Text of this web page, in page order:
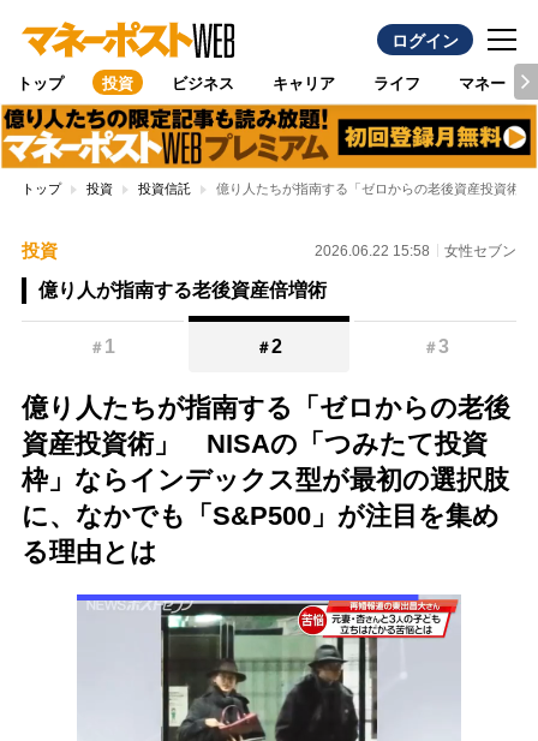
ログイン
トップ 投資 ビジネス キャリア ライフ マネー
トップ 投資 投資信託 億り人たちが指南する「ゼロからの老後資産投資術
投資 2026.06.22 15:58 女性セブン
億り人が指南する老後資産倍増術
＃ 1 ＃2 ＃3
億り人たちが指南する「ゼロからの老後
資産投資術」 NISAの「つみたて投資
枠」ならインデックス型が最初の選択肢
に、なかでも「S&P500」が注目を集め
る理由とは